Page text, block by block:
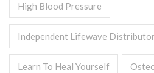
High Blood Pressure
Independent Lifewave Distributor
Learn To Heal Yourself